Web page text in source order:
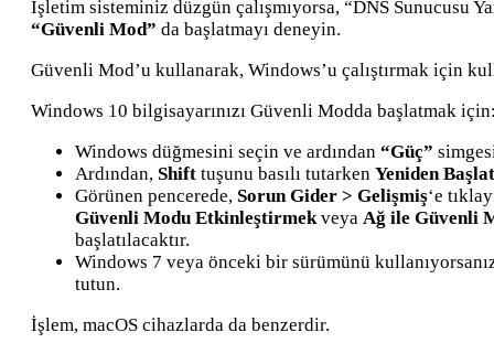
İşletim sisteminiz düzgün çalışmıyorsa, “DNS Sunucusu
“Güvenli Mod” da başlatmayı deneyin.
Güvenli Mod’u kullanarak, Windows’u çalıştırmak için
Windows 10 bilgisayarınızı Güvenli Modda başlatmak
Windows düğmesini seçin ve ardından “Güç”
Ardından, Shift tuşunu basılı tutarken Yeniden Başlat
Görünen pencerede, Sorun Gider > Gelişmiş‘e
Güvenli Modu Etkinleştirmek veya Ağ ile Güvenli
başlatılacaktır.
Windows 7 veya önceki bir sürümünü
tutun.
İşlem, macOS cihazlarda da benzerdir.